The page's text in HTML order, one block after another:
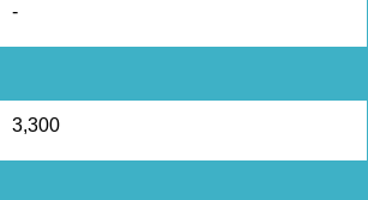
-
3,300